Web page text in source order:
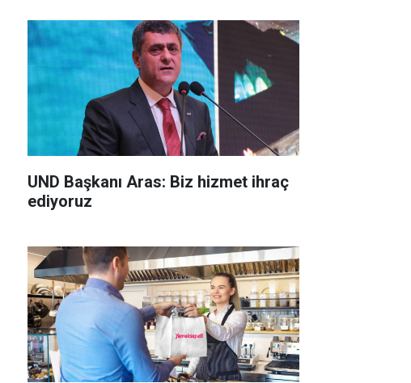
UND Başkanı Aras: Biz hizmet ihraç
ediyoruz